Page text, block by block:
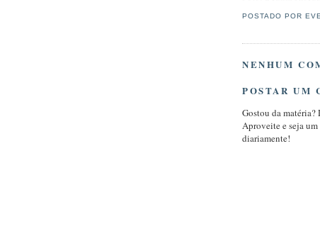
POSTADO POR
NENHUM
POSTAR UM
Gostou da
Aproveite e seja
diariamente!